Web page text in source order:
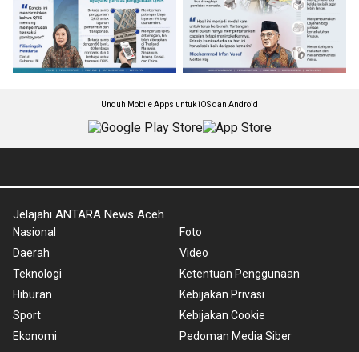
Unduh Mobile Apps untuk iOS dan Android
Jelajahi ANTARA News Aceh
Nasional
Daerah
Teknologi
Hiburan
Sport
Ekonomi
Foto
Video
Ketentuan Penggunaan
Kebijakan Privasi
Kebijakan Cookie
Pedoman Media Siber